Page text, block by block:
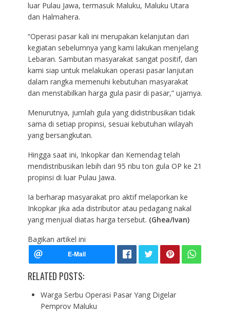
luar Pulau Jawa, termasuk Maluku, Maluku Utara
dan Halmahera.
“Operasi pasar kali ini merupakan kelanjutan dari
kegiatan sebelumnya yang kami lakukan menjelang
Lebaran. Sambutan masyarakat sangat positif, dan
kami siap untuk melakukan operasi pasar lanjutan
dalam rangka memenuhi kebutuhan masyarakat
dan menstabilkan harga gula pasir di pasar,” ujarnya.
Menurutnya, jumlah gula yang didistribusikan tidak
sama di setiap propinsi, sesuai kebutuhan wilayah
yang bersangkutan.
Hingga saat ini, Inkopkar dan Kemendag telah
mendistribusikan lebih dari 95 ribu ton gula OP ke 21
propinsi di luar Pulau Jawa.
Ia berharap masyarakat pro aktif melaporkan ke
Inkopkar jika ada distributor atau pedagang nakal
yang menjual diatas harga tersebut. (Ghea/Ivan)
Bagikan artikel ini
RELATED POSTS:
Warga Serbu Operasi Pasar Yang Digelar
Pemprov Maluku